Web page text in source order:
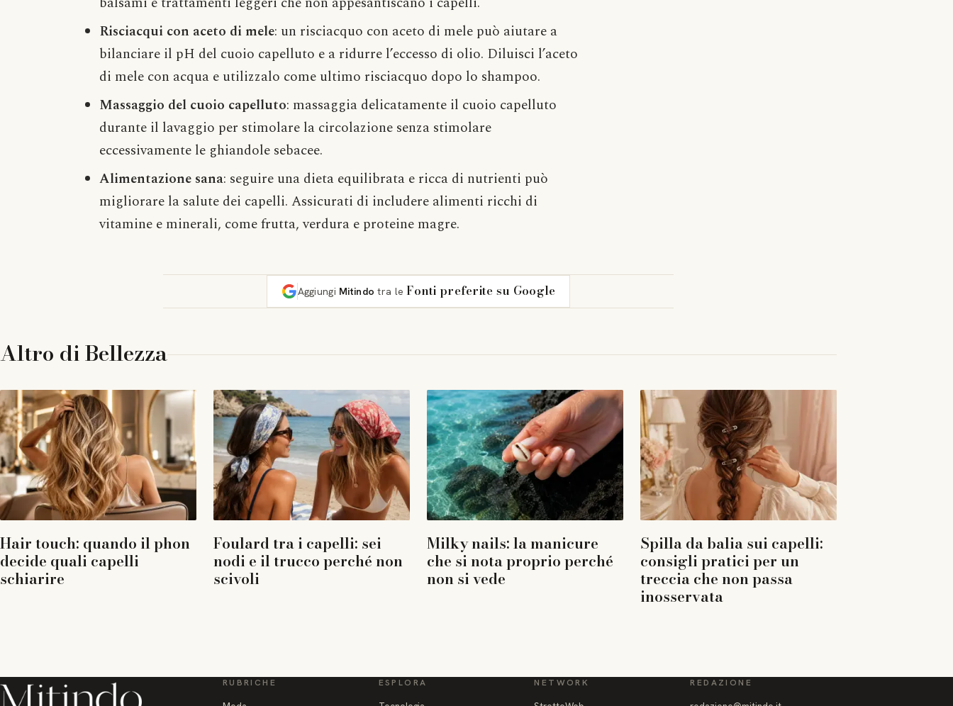
Risciacqui con aceto di mele: un risciacquo con aceto di mele può aiutare a
bilanciare il pH del cuoio capelluto e a ridurre l’eccesso di olio. Diluisci l’aceto
di mele con acqua e utilizzalo come ultimo risciacquo dopo lo shampoo.
Massaggio del cuoio capelluto: massaggia delicatamente il cuoio capelluto
durante il lavaggio per stimolare la circolazione senza stimolare
eccessivamente le ghiandole sebacee.
Alimentazione sana: seguire una dieta equilibrata e ricca di nutrienti può
migliorare la salute dei capelli. Assicurati di includere alimenti ricchi di
vitamine e minerali, come frutta, verdura e proteine magre.
Aggiungi Mitindo tra le Fonti preferite su Google
Altro diBellezza
Hair touch: quando il phon
decide quali capelli
schiarire
Foulard tra i capelli: sei
nodi e il trucco perché non
scivoli
Milky nails: la manicure
che si nota proprio perché
non si vede
Spilla da balia sui capelli:
consigli pratici per un
treccia che non passa
inosservata
RUBRICHE ESPLORA NETWORK REDAZIONE